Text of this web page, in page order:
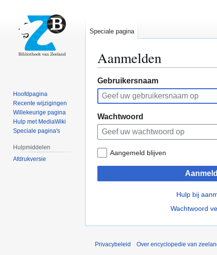
Aanmelden
Naar
navigatie
springen
Naar
zoeken
springen
Gebruikersnaam
Wachtwoord
Aangemeld blijven
Hulp bij
Wachtwoord
Speciale pagina
Hoofdpagina
Recente wijzigingen
Willekeurige pagina
Hulp met MediaWiki
Speciale pagina's
Hulpmiddelen
Afdrukversie
Privacybeleid Over encyclopedie van